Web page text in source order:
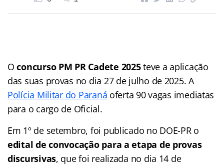
Oconcurso PM PR Cadete 2025teve a aplicação
das suas provas no dia 27 de julho de 2025. A
Polícia Militar do Paraná oferta 90 vagas imediatas
para o cargo de Oficial.
Em 1º de setembro, foi publicado no DOE-PR o
edital de convocação para a etapa de provas
discursivas, que foi realizada no dia 14 de